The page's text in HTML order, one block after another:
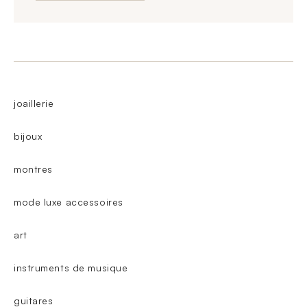
joaillerie
bijoux
montres
mode luxe accessoires
art
instruments de musique
guitares